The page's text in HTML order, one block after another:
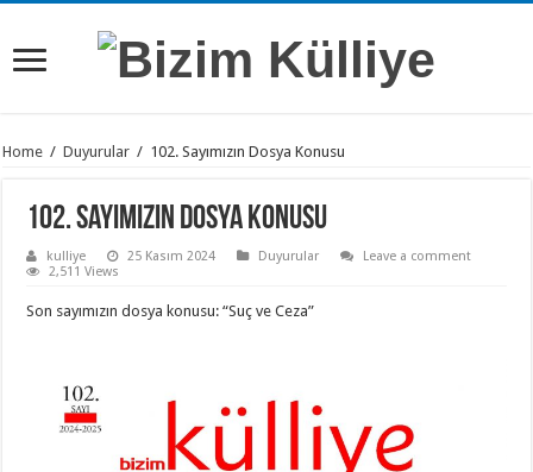
Home / Duyurular / 102. Sayımızın Dosya Konusu
102. Sayımızın Dosya Konusu
kulliye 25 Kasım 2024 Duyurular
Leave a comment
2,511 Views
Son sayımızın dosya konusu: “Suç ve Ceza”